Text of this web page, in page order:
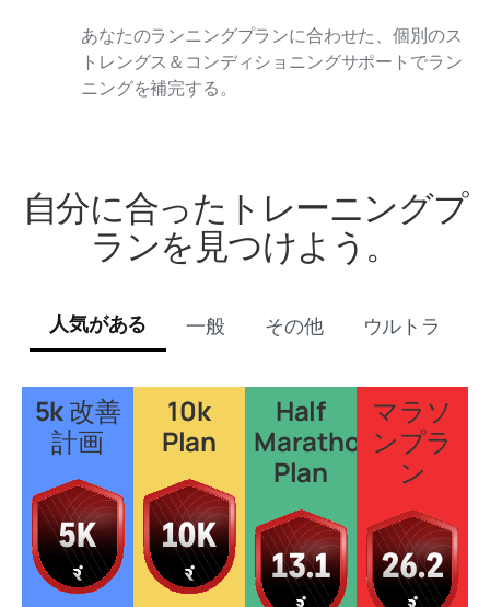
あなたのランニングプランに合わせた、個別のス
トレングス＆コンディショニングサポートでラン
ニングを補完する。
自分に合ったトレーニングプ
ランを見つけよう。
人気がある 一般 その他 ウルトラ
5k 改善
計画
10k
Plan
Half
Marathon
Plan
マラソ
ンプラ
ン